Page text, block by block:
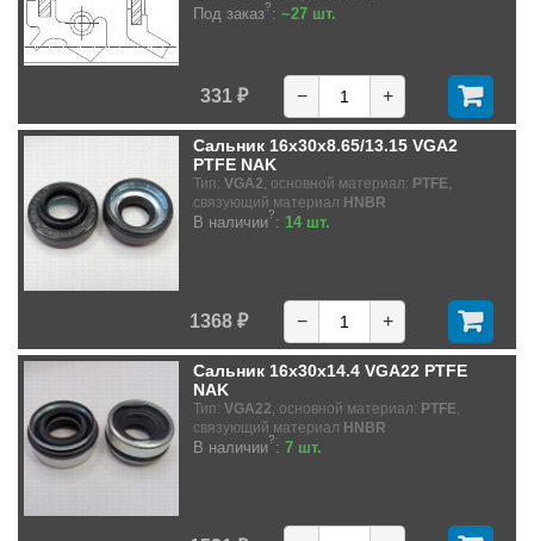
Под заказ?: ~27 шт.
331 ₽ − +
Сальник 16x30x8.65/13.15 VGA2
PTFE NAK
Тип: VGA2 , основной материал: PTFE
связующий материал HNBR
В наличии?: 14 шт.
1368 ₽ − +
Сальник 16x30x14.4 VGA22 PTFE
NAK
Тип: VGA22 , основной материал: PTFE
связующий материал HNBR
В наличии?: 7 шт.